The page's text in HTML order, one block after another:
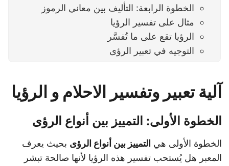
الخطوة الرابعة: التأليف بين معاني الرموز
مثال على تفسير الرؤيا
الرؤيا تقع على ما تُفسَّر
التوجيه في تعبير الرؤى
آلية تعبير وتفسير الاحلام و الرؤيا
الخطوة الأولى: التمييز بين أنواع الرؤى
الخطوة الأولى هي التمييز بين أنواع الرؤى بحيث يعرف
المعبر هل يُستحب تفسير هذه الرؤيا لأنها صالحة تبشر